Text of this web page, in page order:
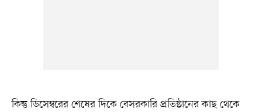
কিন্তু ডিসেম্বরের শেষের দিকে বেসরকারি প্রতিষ্ঠানের কাছ থেকে